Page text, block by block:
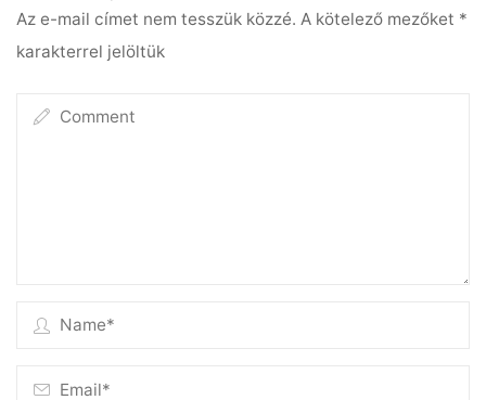
Az e-mail címet nem tesszük közzé. A kötelező mezőket *
karakterrel jelöltük